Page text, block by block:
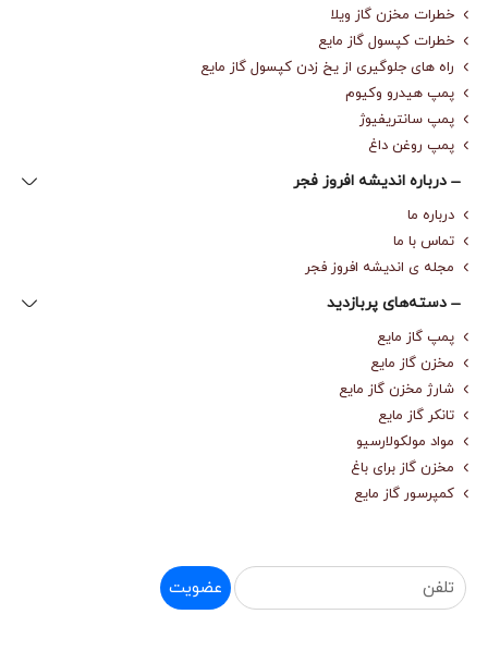
خطرات مخزن گاز ویلا
خطرات کپسول گاز مایع
راه های جلوگیری از یخ زدن کپسول گاز مایع
پمپ هیدرو وکیوم
پمپ سانتریفیوژ
پمپ روغن داغ
درباره‌ اندیشه افروز فجر
درباره‌ ما
تماس با ما
مجله‌ ی اندیشه افروز فجر
دسته‌های پربازدید
پمپ گاز مایع
مخزن گاز مایع
شارژ مخزن گاز مایع
تانکر گاز مایع
مواد مولکولارسیو
مخزن گاز برای باغ
کمپرسور گاز مایع
عضویت